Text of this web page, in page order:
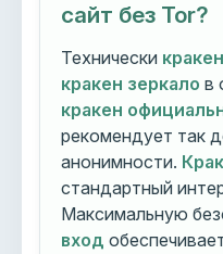
сайт без Tor?
Технически
кракен зеркало в
кракен
рекомендует так
анонимности.
стандартный
Максимальную
вход